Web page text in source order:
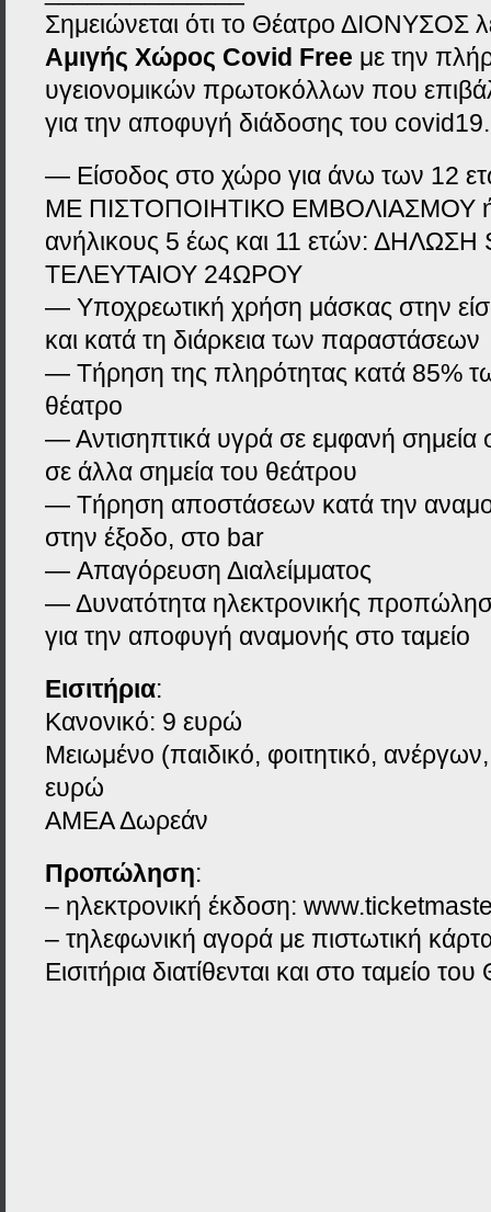
Σημειώνεται ότι το Θέατρο ΔΙΟΝΥΣΟΣ
Αμιγής Χώρος Covid Free με την
υγειονομικών πρωτοκόλλων που
για την αποφυγή διάδοσης του
— Είσοδος στο χώρο για άνω των 12
ΜΕ ΠΙΣΤΟΠΟΙΗΤΙΚΟ ΕΜΒΟΛΙΑΣΜΟΥ
ανήλικους 5 έως και 11 ετών: ΔΗΛΩΣΗ
ΤΕΛΕΥΤΑΙΟΥ 24ΩΡΟΥ
— Υποχρεωτική χρήση μάσκας στην
και κατά τη διάρκεια των παραστάσεων
— Τήρηση της πληρότητας κατά 85%
θέατρο
— Αντισηπτικά υγρά σε εμφανή σημεία
σε άλλα σημεία του θεάτρου
— Τήρηση αποστάσεων κατά την
στην έξοδο, στο bar
— Απαγόρευση Διαλείμματος
— Δυνατότητα ηλεκτρονικής
για την αποφυγή αναμονής στο ταμείο
Εισιτήρια:
Κανονικό: 9 ευρώ
Μειωμένο (παιδικό, φοιτητικό,
ευρώ
ΑΜΕΑ Δωρεάν
Προπώληση:
– ηλεκτρονική έκδοση:
– τηλεφωνική αγορά με πιστωτική
Εισιτήρια διατίθενται και στο ταμείο